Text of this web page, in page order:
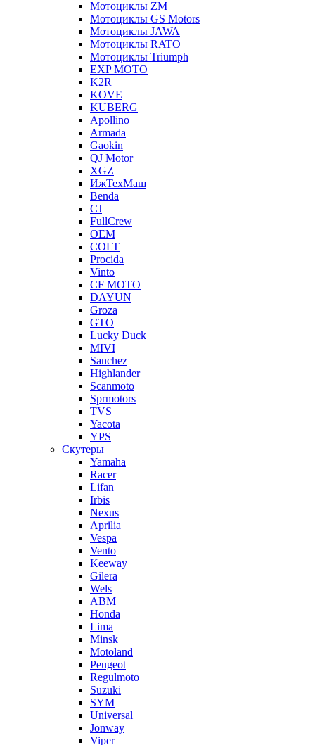
Мотоциклы ZM
Мотоциклы GS Motors
Мотоциклы JAWA
Мотоциклы RATO
Мотоциклы Triumph
EXP MOTO
K2R
KOVE
KUBERG
Apollino
Armada
Gaokin
QJ Motor
XGZ
ИжТехМаш
Benda
CJ
FullCrew
OEM
COLT
Procida
Vinto
CF MOTO
DAYUN
Groza
GTO
Lucky Duck
MIVI
Sanchez
Highlander
Scanmoto
Sprmotors
TVS
Yacota
YPS
Скутеры
Yamaha
Racer
Lifan
Irbis
Nexus
Aprilia
Vespa
Vento
Keeway
Gilera
Wels
ABM
Honda
Lima
Minsk
Motoland
Peugeot
Regulmoto
Suzuki
SYM
Universal
Jonway
Viper